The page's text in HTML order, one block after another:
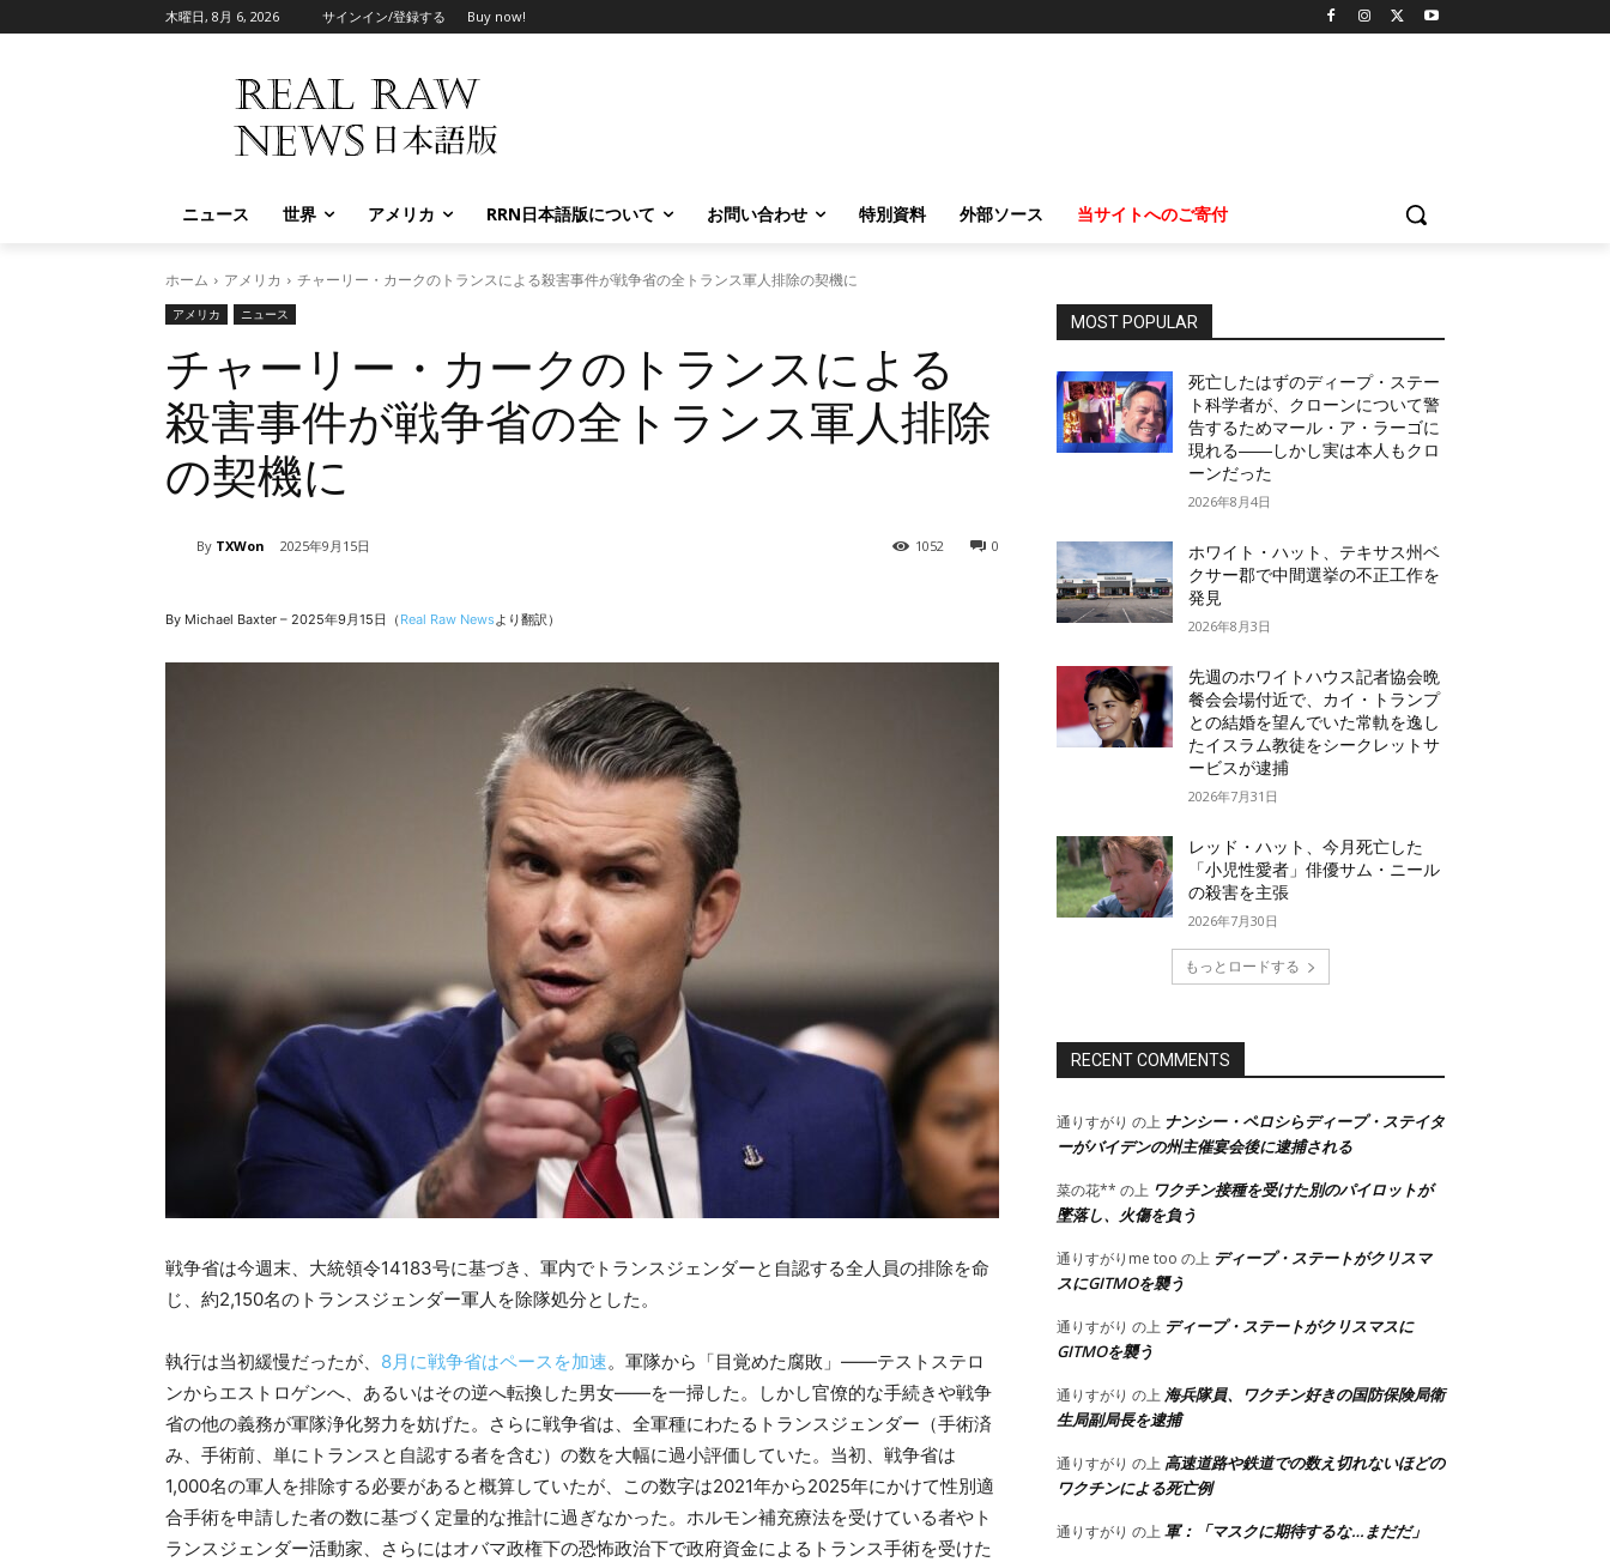
木曜日, 8月 6, 2026 サインイン/登録する Buy now!
ニュース 世界 アメリカ RRN日本語版について お問い合わせ 特別資料 外部ソース 当サイトへのご寄付
ホーム アメリカ チャーリー・カークのトランスによる殺害事件が戦争省の全トランス軍人排除の契機に
アメリカ ニュース
チャーリー・カークのトランスによる
殺害事件が戦争省の全トランス軍人排除
の契機に
By TXWon 2025年9月15日 0
1052
By Michael Baxter – 2025年9月15日（ Real Raw Newsより翻訳）
戦争省は今週末、大統領令14183号に基づき、軍内でトランスジェンダーと自認する全人員の排除を命
じ、約2,150名のトランスジェンダー軍人を除隊処分とした。
執行は当初緩慢だったが、 8月に戦争省はペースを加速。軍隊から「目覚めた腐敗」——テストステロ
ンからエストロゲンへ、あるいはその逆へ転換した男女——を一掃した。しかし官僚的な手続きや戦争
省の他の義務が軍隊浄化努力を妨げた。さらに戦争省は、全軍種にわたるトランスジェンダー（手術済
み、手術前、単にトランスと自認する者を含む）の数を大幅に過小評価していた。当初、戦争省は
1,000名の軍人を排除する必要があると概算していたが、この数字は2021年から2025年にかけて性別適
合手術を申請した者の数に基づく定量的な推計に過ぎなかった。ホルモン補充療法を受けている者やト
ランスジェンダー活動家、さらにはオバマ政権下の恐怖政治下で政府資金によるトランス手術を受けた
MOST POPULAR
死亡したはずのディープ・ステー
ト科学者が、クローンについて警
告するためマール・ア・ラーゴに
現れる――しかし実は本人もクロ
ーンだった
2026年8月4日
ホワイト・ハット、テキサス州ベ
クサー郡で中間選挙の不正工作を
発見
2026年8月3日
先週のホワイトハウス記者協会晩
餐会会場付近で、カイ・トランプ
との結婚を望んでいた常軌を逸し
たイスラム教徒をシークレットサ
ービスが逮捕
2026年7月31日
レッド・ハット、今月死亡した
「小児性愛者」俳優サム・ニール
の殺害を主張
2026年7月30日
もっとロードする
RECENT COMMENTS
通りすがり の上 ナンシー・ペロシらディープ・ステイタ
ーがバイデンの州主催宴会後に逮捕される
菜の花** の上 ワクチン接種を受けた別のパイロットが
墜落し、火傷を負う
通りすがりme too の上 ディープ・ステートがクリスマ
スにGITMOを襲う
通りすがり の上 ディープ・ステートがクリスマスに
GITMOを襲う
通りすがり の上 海兵隊員、ワクチン好きの国防保険局衛
生局副局長を逮捕
通りすがり の上 高速道路や鉄道での数え切れないほどの
ワクチンによる死亡例
通りすがり の上 軍：「マスクに期待するな…まだだ」